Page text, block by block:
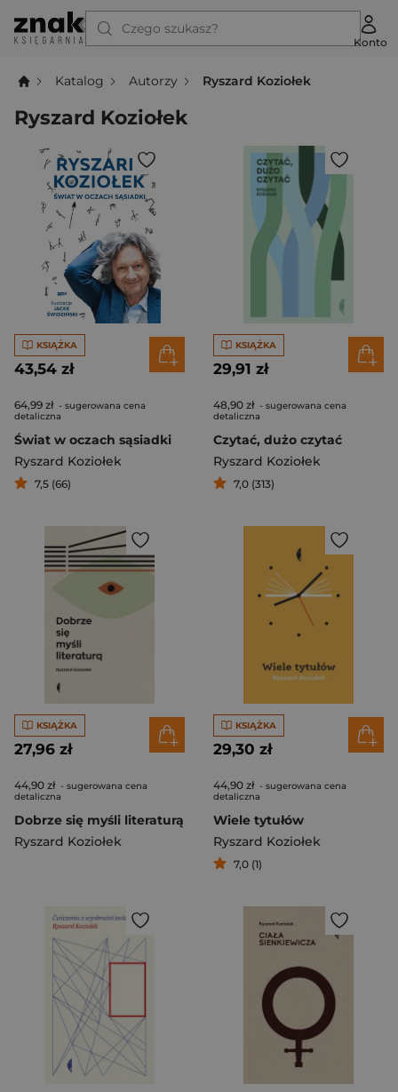
Czego szukasz?
Konto
Katalog Autorzy Ryszard Koziołek
Ryszard Koziołek
KSIĄŻKA
43,54 zł
64,99 zł - sugerowana cena
detaliczna
Świat w oczach sąsiadki
Ryszard Koziołek
7,5 (66)
KSIĄŻKA
29,91 zł
48,90 zł - sugerowana cena
detaliczna
Czytać, dużo czytać
Ryszard Koziołek
7,0 (313)
KSIĄŻKA
27,96 zł
44,90 zł - sugerowana cena
detaliczna
Dobrze się myśli literaturą
Ryszard Koziołek
KSIĄŻKA
29,30 zł
44,90 zł - sugerowana cena
detaliczna
Wiele tytułów
Ryszard Koziołek
7,0 (1)